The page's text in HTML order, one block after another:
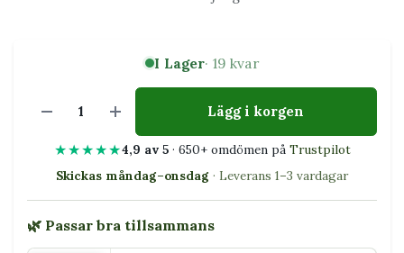
I Lager· 19 kvar
Lägg i korgen
★★★★★4,9 av 5· 650+ omdömen på Trustpilot
Skickas måndag–onsdag · Leverans 1–3 vardagar
🌿 Passar bra tillsammans